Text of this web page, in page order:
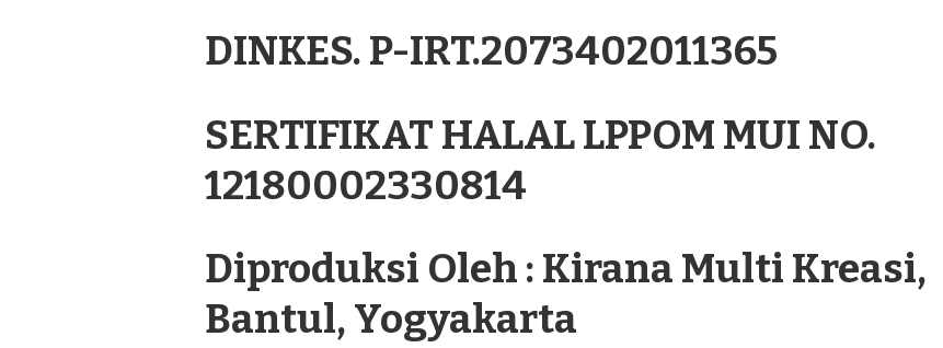
DINKES. P-IRT.2073402011365
SERTIFIKAT HALAL LPPOM MUI NO.
12180002330814
Diproduksi Oleh : Kirana Multi Kreasi,
Bantul, Yogyakarta